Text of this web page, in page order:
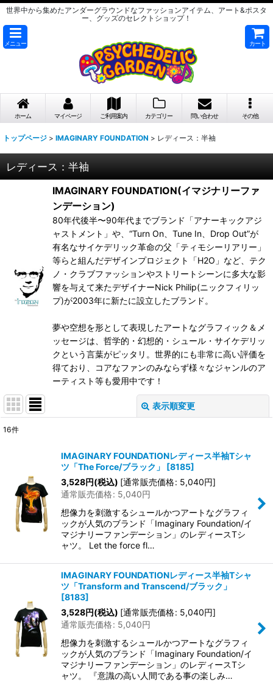
世界中から集めたアンダーグラウンドなファッションアイテム、アート&ポスタ
ー、グッズのセレクトショップ！
メニュー カート
ホーム マイページ ご利用案内 カテゴリー 問い合わせ その他
トップページ > IMAGINARY FOUNDATION > レディース：半袖
レディース：半袖
IMAGINARY FOUNDATION(イマジナリーファ
ンデーション)
80年代後半〜90年代までブランド「アナーキックアジ
ャストメント」や、“Turn On、Tune In、Drop Out”が
有名なサイケデリック革命の父「ティモシーリアリー」
等らと組んだデザインプロジェクト「H2O」など、テク
ノ・クラブファッションやストリートシーンに多大な影
響を与えて来たデザイナーNick Philip(ニックフィリッ
プ)が2003年に新たに設立したブランド。
夢や空想を形として表現したアートなグラフィック＆メ
ッセージは、哲学的・幻想的・シュール・サイケデリッ
クという言葉がピッタリ。世界的にも非常に高い評価を
得ており、コアなファンのみならず様々なジャンルのア
ーティスト等も愛用中です！
表示順変更
並び順:
絞り込む
16件
IMAGINARY FOUNDATIONレディース半袖Tシャ
ツ「The Force/ブラック」
[8185]
3,528円(税込) [通常販売価格: 5,040円]
通常販売価格: 5,040円
想像力を刺激するシュールかつアートなグラフィ
ックが人気のブランド「Imaginary Foundation/イ
マジナリーファンデーション」のレディースTシ
ャツ。 Let the force fl…
IMAGINARY FOUNDATIONレディース半袖Tシャ
ツ「Transform and Transcend/ブラック」
[8183]
3,528円(税込) [通常販売価格: 5,040円]
通常販売価格: 5,040円
想像力を刺激するシュールかつアートなグラフィ
ックが人気のブランド「Imaginary Foundation/イ
マジナリーファンデーション」のレディースTシ
ャツ。 『意識の高い人間である事の楽しみ…